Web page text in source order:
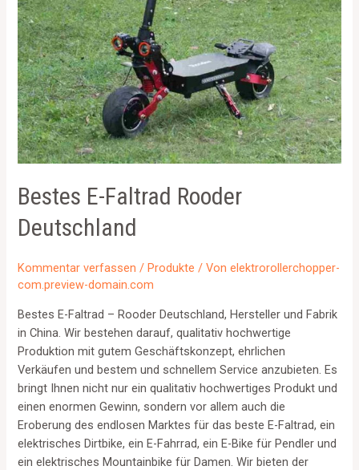
Bestes E-Faltrad Rooder
Deutschland
Kommentar verfassen / Produkte / Vonelektrorollerchopper-
com.preview-domain.com
Bestes E-Faltrad – Rooder Deutschland, Hersteller und Fabrik
in China. Wir bestehen darauf, qualitativ hochwertige
Produktion mit gutem Geschäftskonzept, ehrlichen
Verkäufen und bestem und schnellem Service anzubieten. Es
bringt Ihnen nicht nur ein qualitativ hochwertiges Produkt und
einen enormen Gewinn, sondern vor allem auch die
Eroberung des endlosen Marktes für das beste E-Faltrad, ein
elektrisches Dirtbike, ein E-Fahrrad, ein E-Bike für Pendler und
ein elektrisches Mountainbike für Damen. Wir bieten der